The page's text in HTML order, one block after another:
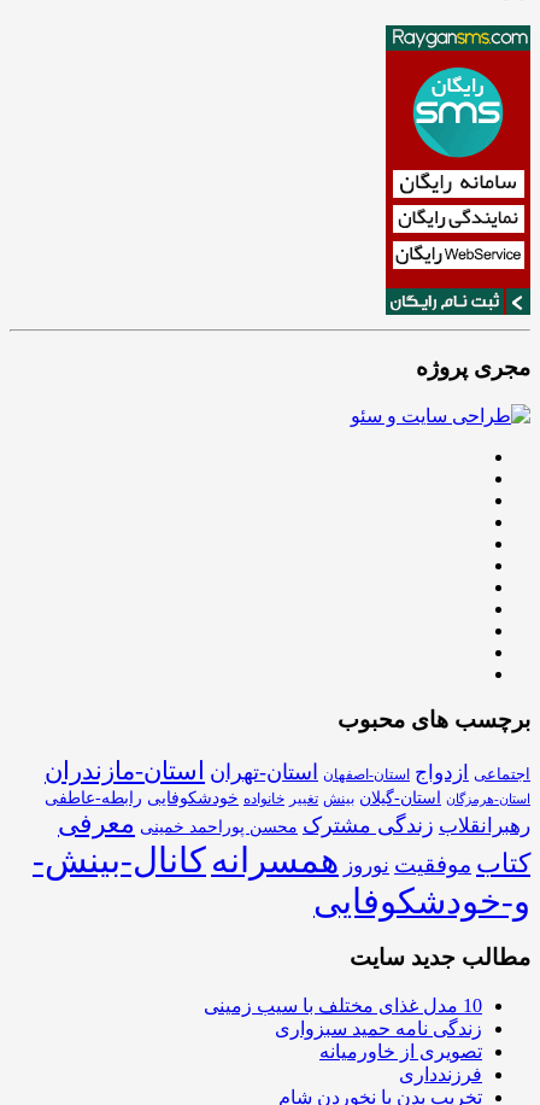
مجری پروژه
برچسب های محبوب
اجتماعی ازدواج استان-اصفهان استان-تهران استان-مازندران
استان-هرمزگان استان-گیلان بینش تغییر خانواده خودشکوفایی رابطه-عاطفی
رهبرانقلاب زندگی مشترک محسن پوراحمد خمینی معرفی
کتاب موفقیت نوروز همسرانهکانال-بینش-
و-خودشکوفایی
مطالب جدید سایت
10 مدل غذای مختلف با سیب زمینی
زندگی نامه حمید سبزواری
تصویری از خاورمیانه
فرزندداری
تخریب بدن با نخوردن شام